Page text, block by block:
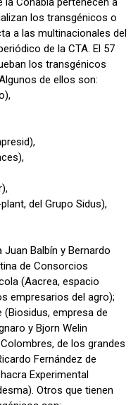
los transgénicos o
a las multinacionales del
de la CTA. El 57
los transgénicos
de ellos son:
del Grupo Sidus),
Balbín y Bernardo
de Consorcios
(Aacrea, espacio
empresarios del agro);
(Biosidus, empresa de
y Bjorn Welin
de los grandes
Fernández de
Experimental
Otros que tienen